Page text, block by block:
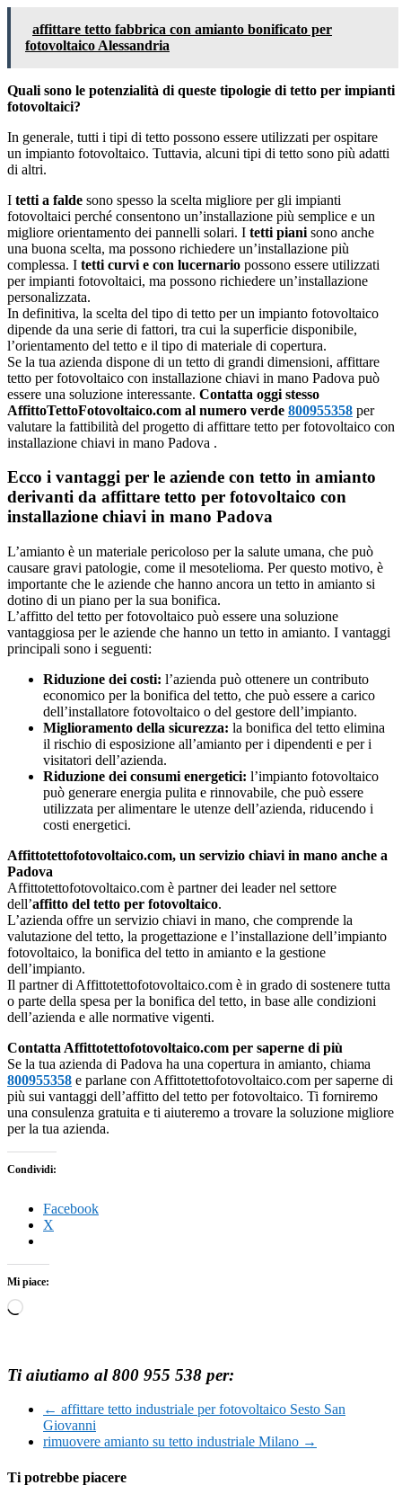
affittare tetto fabbrica con amianto bonificato per
fotovoltaico Alessandria
Quali sono le potenzialità di queste tipologie di tetto per impianti
fotovoltaici?
In generale, tutti i tipi di tetto possono essere utilizzati per ospitare
un impianto fotovoltaico. Tuttavia, alcuni tipi di tetto sono più adatti
di altri.
I tetti a falde sono spesso la scelta migliore per gli impianti
fotovoltaici perché consentono un’installazione più semplice e un
migliore orientamento dei pannelli solari. I tetti piani sono anche
una buona scelta, ma possono richiedere un’installazione più
complessa. I tetti curvi e con lucernario possono essere utilizzati
per impianti fotovoltaici, ma possono richiedere un’installazione
personalizzata.
In definitiva, la scelta del tipo di tetto per un impianto fotovoltaico
dipende da una serie di fattori, tra cui la superficie disponibile,
l’orientamento del tetto e il tipo di materiale di copertura.
Se la tua azienda dispone di un tetto di grandi dimensioni, affittare
tetto per fotovoltaico con installazione chiavi in mano Padova può
essere una soluzione interessante. Contatta oggi stesso
AffittoTettoFotovoltaico.com al numero verde 800955358 per
valutare la fattibilità del progetto di affittare tetto per fotovoltaico con
installazione chiavi in mano Padova .
Ecco i vantaggi per le aziende con tetto in amianto
derivanti da affittare tetto per fotovoltaico con
installazione chiavi in mano Padova
L’amianto è un materiale pericoloso per la salute umana, che può
causare gravi patologie, come il mesotelioma. Per questo motivo, è
importante che le aziende che hanno ancora un tetto in amianto si
dotino di un piano per la sua bonifica.
L’affitto del tetto per fotovoltaico può essere una soluzione
vantaggiosa per le aziende che hanno un tetto in amianto. I vantaggi
principali sono i seguenti:
Riduzione dei costi: l’azienda può ottenere un contributo
economico per la bonifica del tetto, che può essere a carico
dell’installatore fotovoltaico o del gestore dell’impianto.
Miglioramento della sicurezza: la bonifica del tetto elimina
il rischio di esposizione all’amianto per i dipendenti e per i
visitatori dell’azienda.
Riduzione dei consumi energetici: l’impianto fotovoltaico
può generare energia pulita e rinnovabile, che può essere
utilizzata per alimentare le utenze dell’azienda, riducendo i
costi energetici.
Affittotettofotovoltaico.com, un servizio chiavi in mano anche a
Padova
Affittotettofotovoltaico.com è partner dei leader nel settore
dell’affitto del tetto per fotovoltaico.
L’azienda offre un servizio chiavi in mano, che comprende la
valutazione del tetto, la progettazione e l’installazione dell’impianto
fotovoltaico, la bonifica del tetto in amianto e la gestione
dell’impianto.
Il partner di Affittotettofotovoltaico.com è in grado di sostenere tutta
o parte della spesa per la bonifica del tetto, in base alle condizioni
dell’azienda e alle normative vigenti.
Contatta Affittotettofotovoltaico.com per saperne di più
Se la tua azienda di Padova ha una copertura in amianto, chiama
800955358 e parlane con Affittotettofotovoltaico.com per saperne di
più sui vantaggi dell’affitto del tetto per fotovoltaico. Ti forniremo
una consulenza gratuita e ti aiuteremo a trovare la soluzione migliore
per la tua azienda.
Condividi:
Facebook
X
Mi piace:
Caricamento
Ti aiutiamo al 800 955 538 per:
← affittare tetto industriale per fotovoltaico Sesto San
Giovanni
rimuovere amianto su tetto industriale Milano →
Ti potrebbe piacere